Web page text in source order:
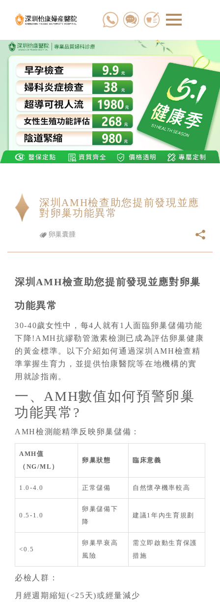
深圳AMH檢查助您提前發現並應
對卵巢功能異常
卵巢囊腫
深圳AMH檢查助您提前發現並應對卵巢
功能異常
30-40歲女性中，每4人就有1人面臨卵巢儲備功能
下降!AMH抗繆勒管激素檢測已成為評估卵巢健康
的黃金標準。以下介紹如何通過深圳AMH檢查精
準掌握生育力，並提供怡康醫院等在地機構的實
用就診指南。
一、AMH數值如何預警卵巢
功能異常?
AMH檢測能精準反映卵巢儲備：
AMH值
（NG/ML）
卵巢狀態 臨床意義
1.0-4.0 正常儲備 自然懷孕機率較高
0.5-1.0
卵巢儲備下
降
建議1年內生育規劃
<0.5
卵巢早衰高
風險
需立即啟動生育保護
措施
必檢人群：
月經週期縮短(<25天)或經量減少